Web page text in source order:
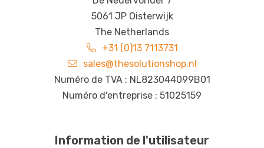
5061 JP Oisterwijk
The Netherlands
+31 (0)13 7113731
sales@thesolutionshop.nl
Numéro de TVA : NL823044099B01
Numéro d'entreprise : 51025159
Information de l'utilisateur